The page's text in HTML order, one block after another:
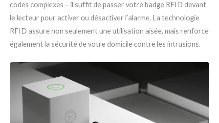
codes complexes – il suffit de passer votre badge RFID devant
le lecteur pour activer ou désactiver l’alarme. La technologie
RFID assure non seulement une utilisation aisée, mais renforce
également la sécurité de votre domicile contre les intrusions.